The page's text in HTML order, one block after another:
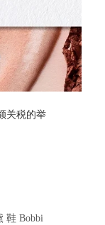
关税的举
鞋 Bobbi